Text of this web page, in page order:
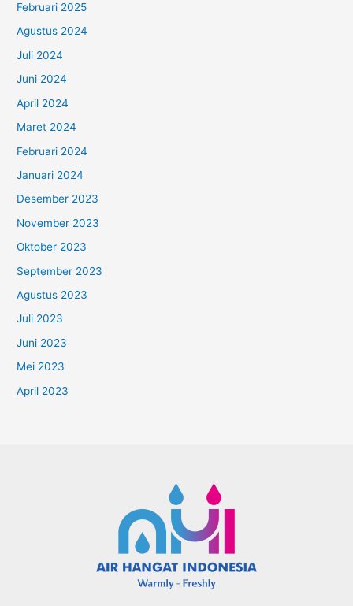
Februari 2025
Agustus 2024
Juli 2024
Juni 2024
April 2024
Maret 2024
Februari 2024
Januari 2024
Desember 2023
November 2023
Oktober 2023
September 2023
Agustus 2023
Juli 2023
Juni 2023
Mei 2023
April 2023